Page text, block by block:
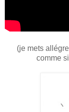
(je mets
comme